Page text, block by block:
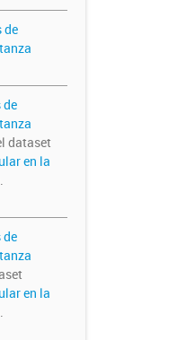
de
dataset
en la
.
en la
.